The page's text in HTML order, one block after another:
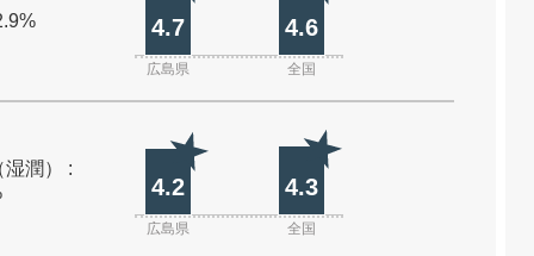
4.7 4.6
広島県 全国
湿潤） :
4.2 4.3
広島県 全国